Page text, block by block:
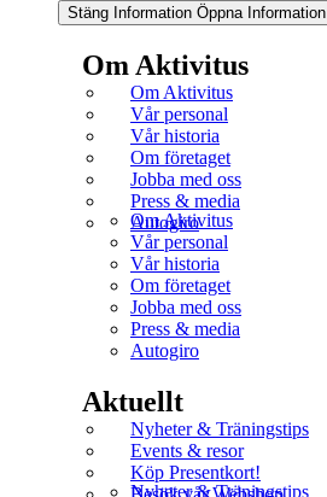
Stäng Information Öppna Information
Om Aktivitus
Om Aktivitus
Vår personal
Vår historia
Om företaget
Jobba med oss
Press & media
Autogiro
Om Aktivitus
Vår personal
Vår historia
Om företaget
Jobba med oss
Press & media
Autogiro
Aktuellt
Nyheter & Träningstips
Events & resor
Köp Presentkort!
Nyheter & Träningstips